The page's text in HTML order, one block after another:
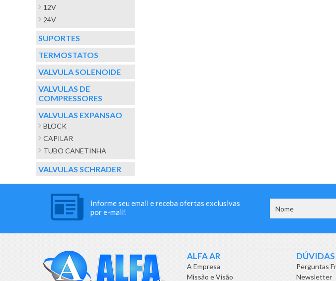
12V
24V
SUPORTES
TERMOSTATOS
VALVULA SOLENOIDE
VALVULAS DE
COMPRESSORES
VALVULAS EXPANSAO
BLOCK
CAPILAR
TUBO CANETINHA
VALVULAS SCHRADER
Informe seu email e receba ofertas exclusivas
por e-mail!
ALFA AR
A Empresa
Missão e Visão
DÚVIDAS
Perguntas
Newsletter